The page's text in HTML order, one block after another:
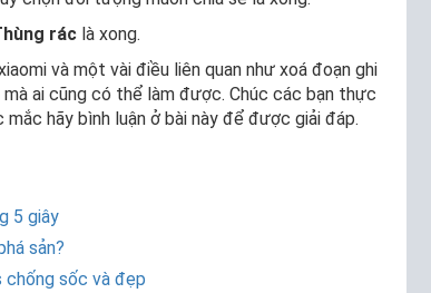
rác là xong.
và một vài điều liên quan như xoá đoạn ghi
ai cũng có thể làm được. Chúc các bạn thực
hãy bình luận ở bài này để được giải đáp.
5 giây
sản?
chống sốc và đẹp